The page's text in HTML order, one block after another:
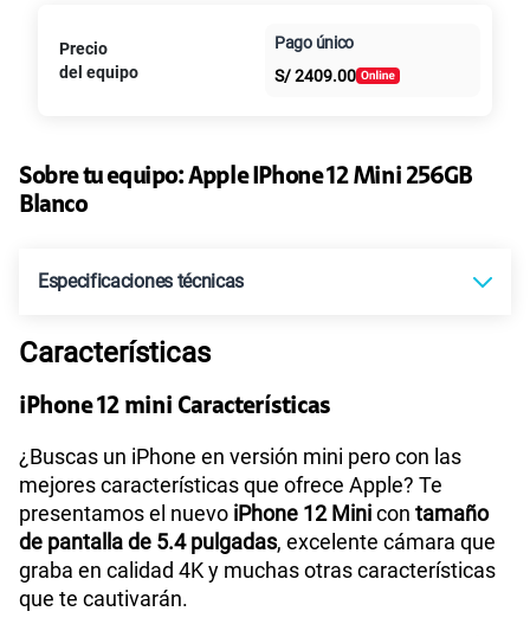
Paga solo
10GBen alta velocidad
S/
Paga solo S/ 49.90
Al contado Cuotas Claro
intereses
Precio
del equipo
Pago único
S/2409.00
Sobre tu equipo:Apple
IPhone 12 Mini 256GB
Blanco
Especificaciones técnicas
Tecnología de Pantalla
Sistema operativo iOS 15
Procesador A14 Bionic
Características
iPhone 12 mini Características
¿Buscas un iPhone en versión mini pero con las
mejores características que ofrece Apple? Te
presentamos el nuevo iPhone 12 Minicon tamaño
de pantalla de 5.4 pulgadas, excelente cámara que
graba en calidad 4K y muchas otras características
que te cautivarán.